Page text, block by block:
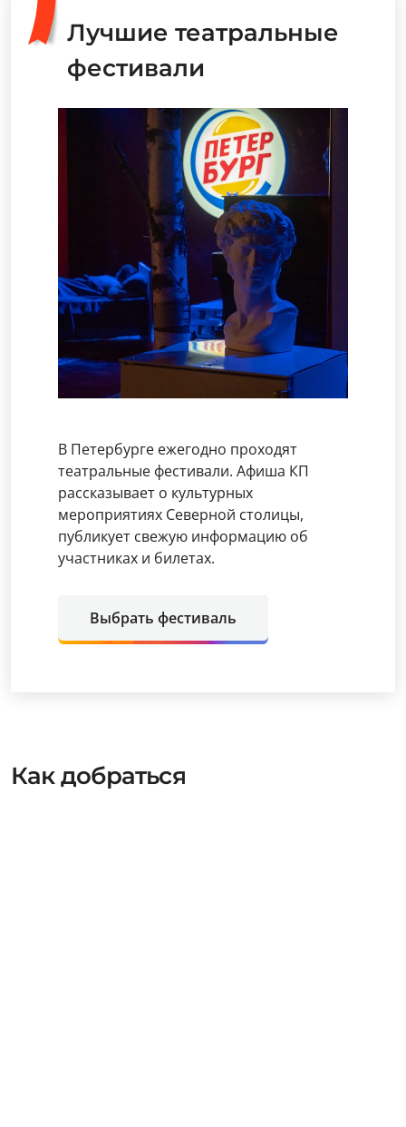
Лучшие театральные
фестивали
В Петербурге ежегодно проходят
театральные фестивали. Афиша КП
рассказывает о культурных
мероприятиях Северной столицы,
публикует свежую информацию об
участниках и билетах.
Выбрать фестиваль
Как добраться